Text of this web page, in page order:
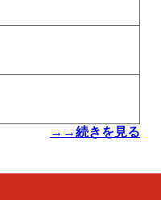
→→続きを見る